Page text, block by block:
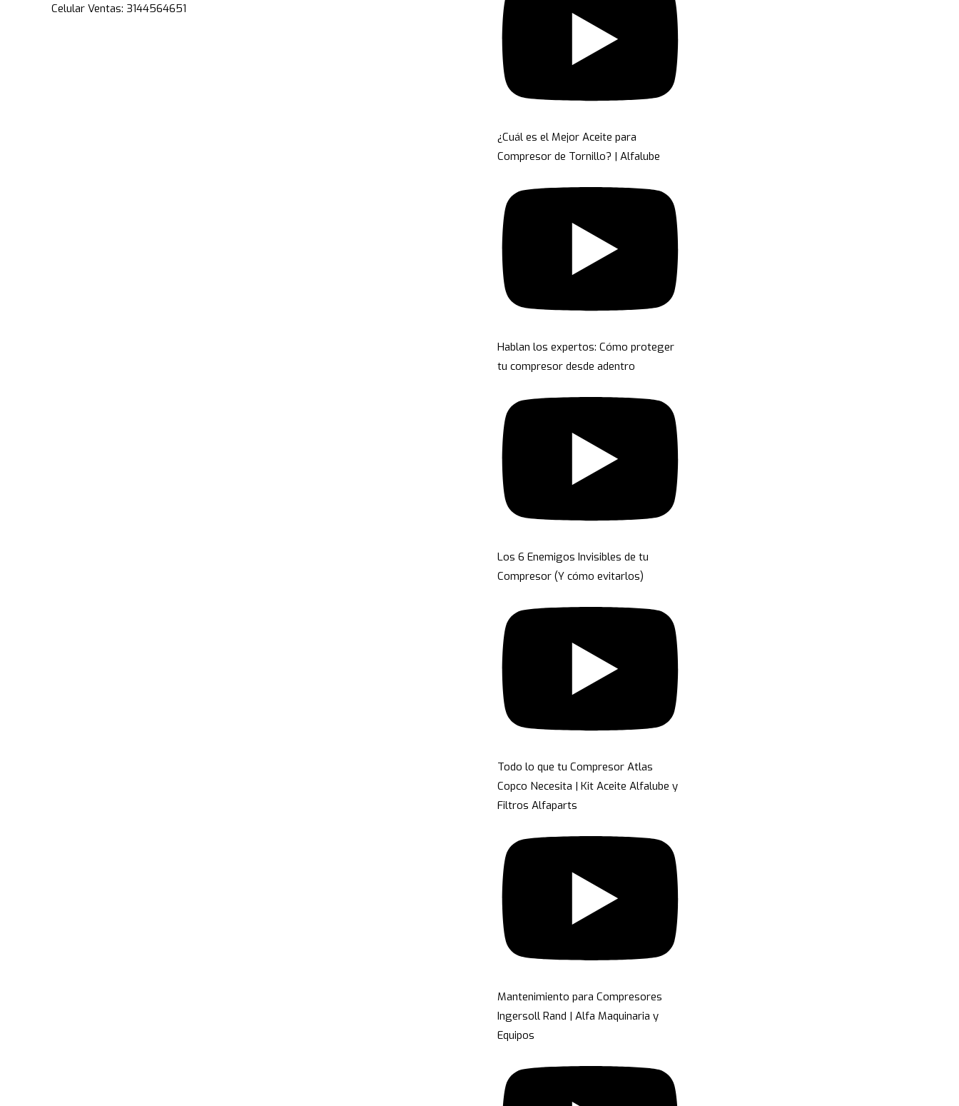
Celular Ventas: 3144564651
¿Cuál es el Mejor Aceite para
Compresor de Tornillo? | Alfalube
Hablan los expertos: Cómo proteger
tu compresor desde adentro
Los 6 Enemigos Invisibles de tu
Compresor (Y cómo evitarlos)
Todo lo que tu Compresor Atlas
Copco Necesita | Kit Aceite Alfalube y
Filtros Alfaparts
Mantenimiento para Compresores
Ingersoll Rand | Alfa Maquinaria y
Equipos